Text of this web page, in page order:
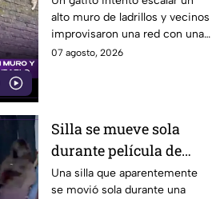
alto muro de ladrillos y vecinos
improvisaron una red con una
manta para protegerlo
07 agosto, 2026
Silla se mueve sola
durante película de
terror y se vuelve viral
Una silla que aparentemente
se movió sola durante una